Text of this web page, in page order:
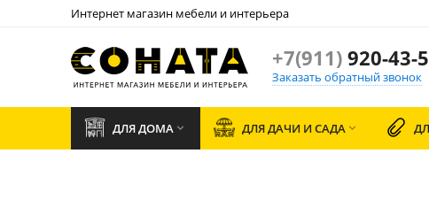
Интернет магазин мебели и интерьера
+7(911)920-43-
Заказать обратный звонок
ДЛЯ ДОМА  ДЛЯ ДАЧИ И САДА 